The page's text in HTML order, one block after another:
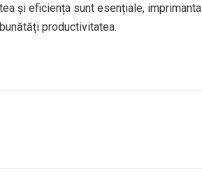
și eficiența sunt esențiale, imprimanta
productivitatea.